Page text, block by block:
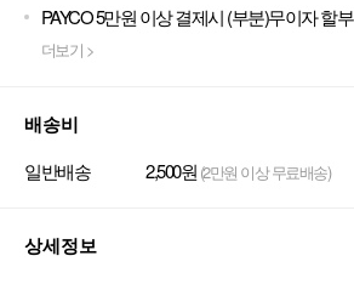
PAYCO 5만원 이상 결제시 (부분)무이자 할부
더보기 >
배송비
일반배송 2,500원 (2만원 이상 무료배송)
상세정보